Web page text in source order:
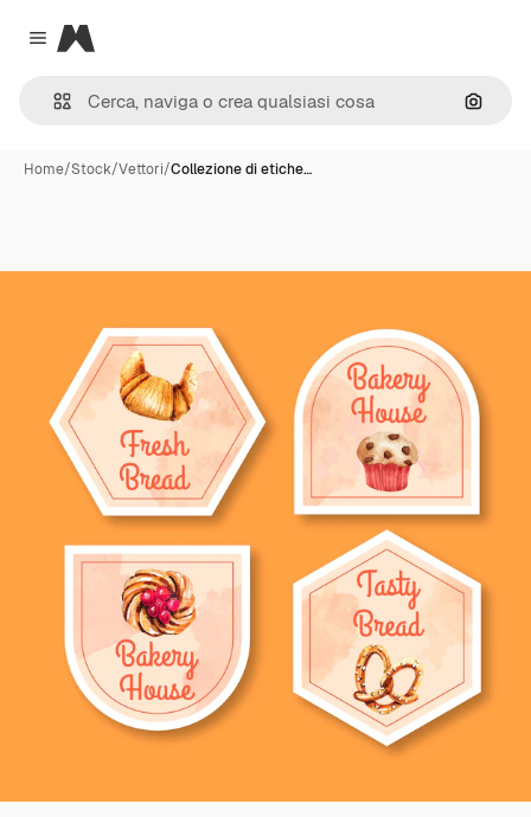
Close menu
Magnific
Cerca
Home/Stock/Vettori/Collezione di etiche…